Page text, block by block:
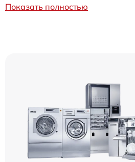
Показать полностью